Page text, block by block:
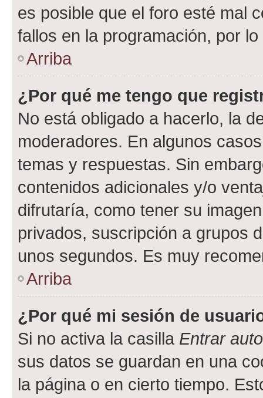
es posible que el foro esté mal
fallos en la programación, por
Arriba
¿Por qué me tengo que
No está obligado a hacerlo, la
moderadores. En algunos
temas y respuestas. Sin
contenidos adicionales y/o
difrutaría, como tener su
privados, suscripción a grupos
unos segundos. Es muy
Arriba
¿Por qué mi sesión de
Si no activa la casilla Entrar
sus datos se guardan en una
la página o en cierto tiempo.